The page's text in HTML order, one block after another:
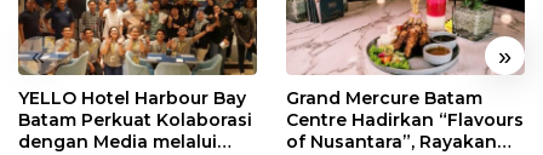
« »
YELLO Hotel Harbour Bay
Batam Perkuat Kolaborasi
dengan Media melalui
Grand Mercure Batam
Centre Hadirkan “Flavours
of Nusantara”, Rayakan